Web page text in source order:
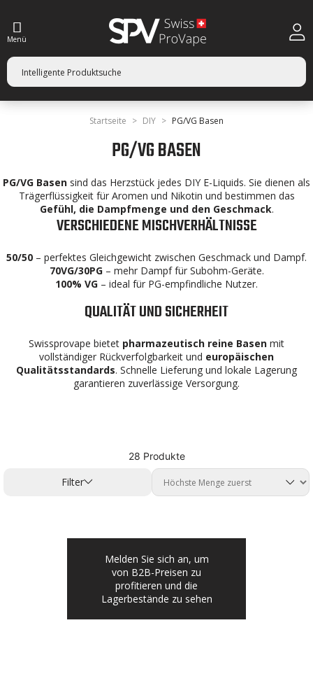
Menü
Startseite DIY PG/VG Basen
PG/VG BASEN
PG/VG Basen sind das Herzstück jedes DIY E-Liquids. Sie dienen als
Trägerflüssigkeit für Aromen und Nikotin und bestimmen das
Gefühl, die Dampfmenge und den Geschmack.
VERSCHIEDENE MISCHVERHÄLTNISSE
50/50 – perfektes Gleichgewicht zwischen Geschmack und Dampf.
70VG/30PG– mehr Dampf für Subohm-Geräte.
100% VG – ideal für PG-empfindliche Nutzer.
QUALITÄT UND SICHERHEIT
Swissprovape bietet pharmazeutisch reine Basen mit
vollständiger Rückverfolgbarkeit und europäischen
Qualitätsstandards. Schnelle Lieferung und lokale Lagerung
garantieren zuverlässige Versorgung.
28 Produkte
Filter
Melden Sie sich an, um
von B2B-Preisen zu
profitieren und die
Lagerbestände zu sehen